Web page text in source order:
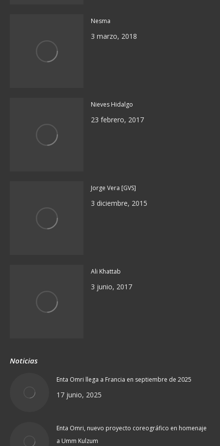
Nesma
3 marzo, 2018
Nieves Hidalgo
23 febrero, 2017
Jorge Vera [GVS]
3 diciembre, 2015
Ali Khattab
3 junio, 2017
Noticias
Enta Omri llega a Francia en septiembre de 2025
17 junio, 2025
Enta Omri, nuevo proyecto coreográfico en homenaje
a Umm Kulzum